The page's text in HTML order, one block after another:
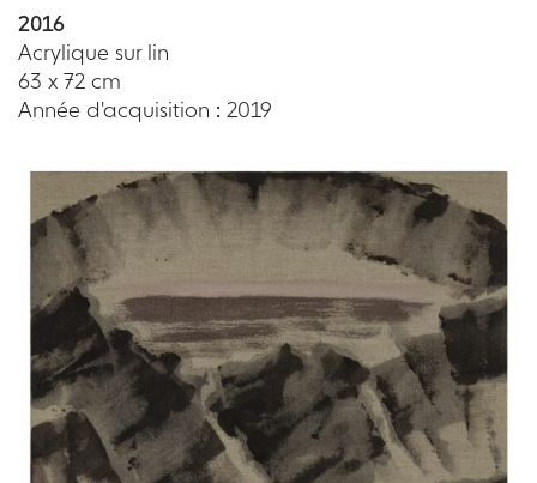
2016
Acrylique sur lin
63 x 72 cm
Année d'acquisition : 2019